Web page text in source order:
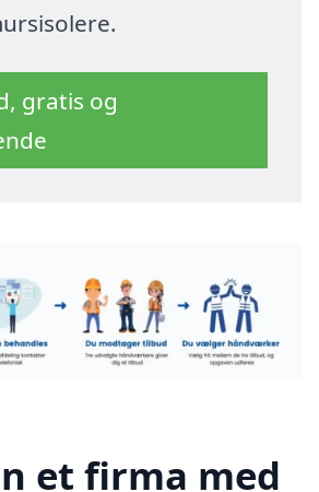
gratis og
et firma med